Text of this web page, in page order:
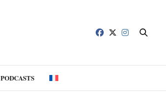
PODCASTS